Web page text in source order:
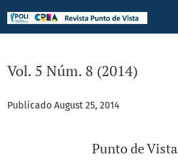
Vol. 5 Núm. 8 (2014)
Publicado August 25, 2014
Punto de Vista